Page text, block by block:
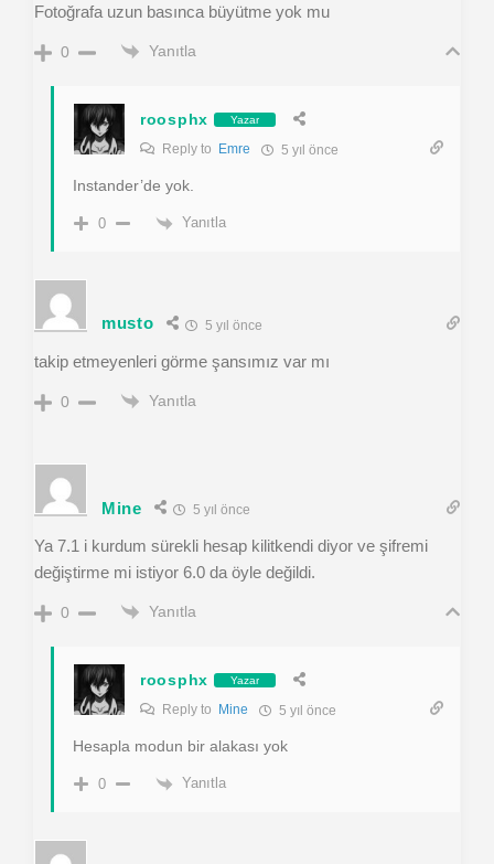
Fotoğrafa uzun basınca büyütme yok mu
0 Yanıtla
roosphx Yazar
Reply to Emre 5 yıl önce
Instander’de yok.
0 Yanıtla
musto 5 yıl önce
takip etmeyenleri görme şansımız var mı
0 Yanıtla
Mine 5 yıl önce
Ya 7.1 i kurdum sürekli hesap kilitkendi diyor ve şifremi
değiştirme mi istiyor 6.0 da öyle değildi.
0 Yanıtla
roosphx Yazar
Reply to Mine 5 yıl önce
Hesapla modun bir alakası yok
0 Yanıtla